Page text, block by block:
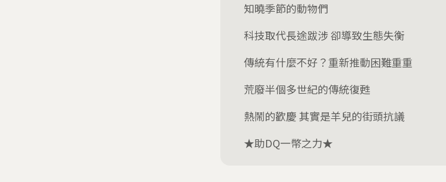
知曉季節的動物們
科技取代長途跋涉 卻導致生態失衡
傳統有什麼不好？重新推動困難重重
荒廢半個多世紀的傳統復甦
熱鬧的歡慶 其實是羊兒的街頭抗議
★助DQ一幣之力★